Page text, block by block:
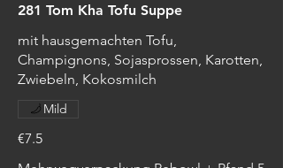
281 Tom Kha Tofu Suppe
mit hausgemachten Tofu,
Champignons, Sojasprossen, Karotten,
Zwiebeln, Kokosmilch
€7.5
Mild